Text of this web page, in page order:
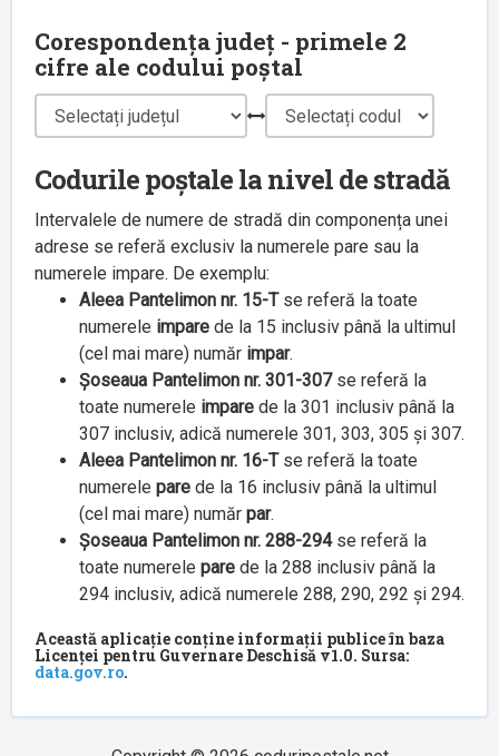
Corespondența județ - primele 2
cifre ale codului poștal
Codurile poștale la nivel de stradă
Intervalele de numere de stradă din componența unei
adrese se referă exclusiv la numerele pare sau la
numerele impare. De exemplu:
Aleea Pantelimon nr. 15-Tse referă la toate
numerele impare de la 15 inclusiv până la ultimul
(cel mai mare) număr impar.
Șoseaua Pantelimon nr. 301-307se referă la
toate numerele impare de la 301 inclusiv până la
307 inclusiv, adică numerele 301, 303, 305 și 307.
Aleea Pantelimon nr. 16-Tse referă la toate
numerele pare de la 16 inclusiv până la ultimul
(cel mai mare) număr par.
Șoseaua Pantelimon nr. 288-294se referă la
toate numerele pare de la 288 inclusiv până la
294 inclusiv, adică numerele 288, 290, 292 și 294.
Această aplicație conține informații publice în baza
Licenței pentru Guvernare Deschisă v1.0. Sursa:
data.gov.ro.